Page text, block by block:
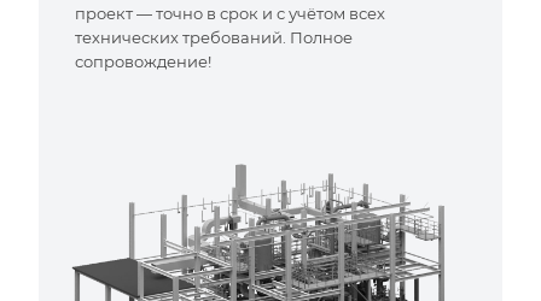
проект — точно в срок и с учётом всех
технических требований. Полное
сопровождение!